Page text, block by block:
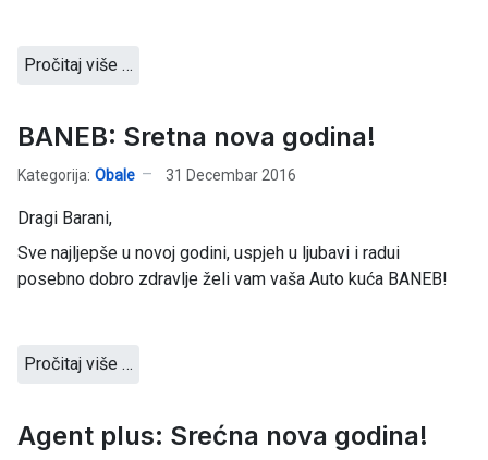
Pročitaj više …
BANEB: Sretna nova godina!
Kategorija: Obale 31 Decembar 2016
Dragi Barani,
Sve najljepše u novoj godini, uspjeh u ljubavi i radui
posebno dobro zdravlje želi vam vaša Auto kuća BANEB!
Pročitaj više …
Agent plus: Srećna nova godina!